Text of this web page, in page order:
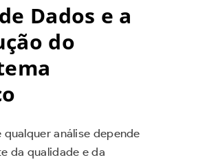
Dados e a
do
qualquer análise depende
da qualidade e da